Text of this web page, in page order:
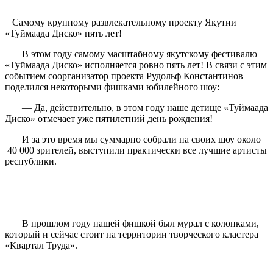
Самому крупному развлекательному проекту Якутии
«Туймаада Диско» пять лет!
В этом году самому масштабному якутскому фестивалю
«Туймаада Диско» исполняется ровно пять лет! В связи с этим
событием соорганизатор проекта Рудольф Константинов
поделился некоторыми фишками юбилейного шоу:
— Да, действительно, в этом году наше детище «Туймаада
Диско» отмечает уже пятилетний день рождения!
И за это время мы суммарно собрали на своих шоу около
40 000 зрителей, выступили практически все лучшие артисты
республики.
В прошлом году нашей фишкой был мурал с колонками,
который и сейчас стоит на территории творческого кластера
«Квартал Труда».